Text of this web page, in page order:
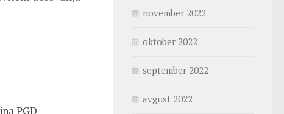
PGD
november 2022
oktober 2022
september 2022
avgust 2022